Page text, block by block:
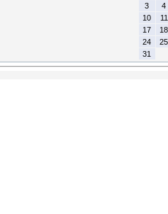
3
4
10
11
17
18
24
25
31